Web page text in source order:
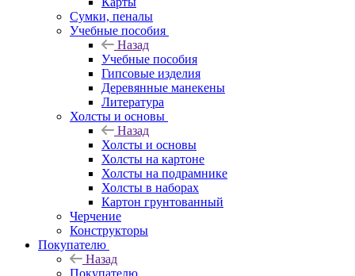
Сумки, пеналы
Учебные пособия
Назад
Учебные пособия
Гипсовые изделия
Деревянные манекены
Литература
Холсты и основы
Назад
Холсты и основы
Холсты на картоне
Холсты на подрамнике
Холсты в наборах
Картон грунтованный
Черчение
Конструкторы
Покупателю
Назад
Покупателю